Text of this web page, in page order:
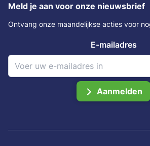
Meld je aan voor onze nieuwsbrief
Ontvang onze maandelijkse acties voor
E-mailadres
Aanmelden